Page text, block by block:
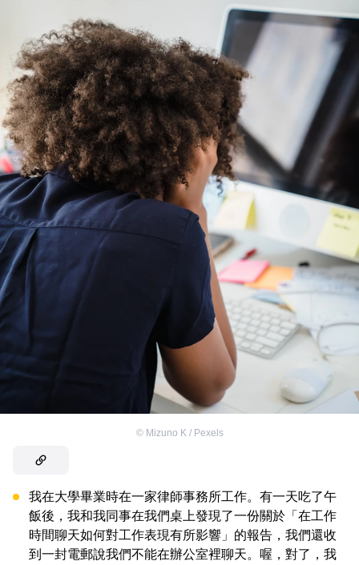
© Mizuno K / Pexels
我在大學畢業時在一家律師事務所工作。有一天吃了午
飯後，我和我同事在我們桌上發現了一份關於「在工作
時間聊天如何對工作表現有所影響」的報告，我們還收
到一封電郵說我們不能在辦公室裡聊天。喔，對了，我